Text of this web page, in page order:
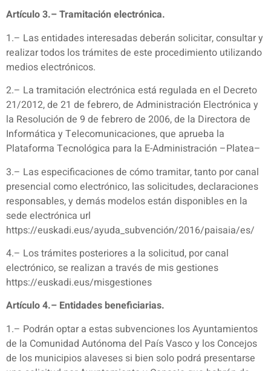
Artículo 3.– Tramitación electrónica.
1.– Las entidades interesadas deberán solicitar, consultar y
realizar todos los trámites de este procedimiento utilizando
medios electrónicos.
2.– La tramitación electrónica está regulada en el Decreto
21/2012, de 21 de febrero, de Administración Electrónica y
la Resolución de 9 de febrero de 2006, de la Directora de
Informática y Telecomunicaciones, que aprueba la
Plataforma Tecnológica para la E-Administración –Platea–
3.– Las especificaciones de cómo tramitar, tanto por canal
presencial como electrónico, las solicitudes, declaraciones
responsables, y demás modelos están disponibles en la
sede electrónica url
https://euskadi.eus/ayuda_subvención/2016/paisaia/es/
4.– Los trámites posteriores a la solicitud, por canal
electrónico, se realizan a través de mis gestiones
https://euskadi.eus/misgestiones
Artículo 4.– Entidades beneficiarias.
1.– Podrán optar a estas subvenciones los Ayuntamientos
de la Comunidad Autónoma del País Vasco y los Concejos
de los municipios alaveses si bien solo podrá presentarse